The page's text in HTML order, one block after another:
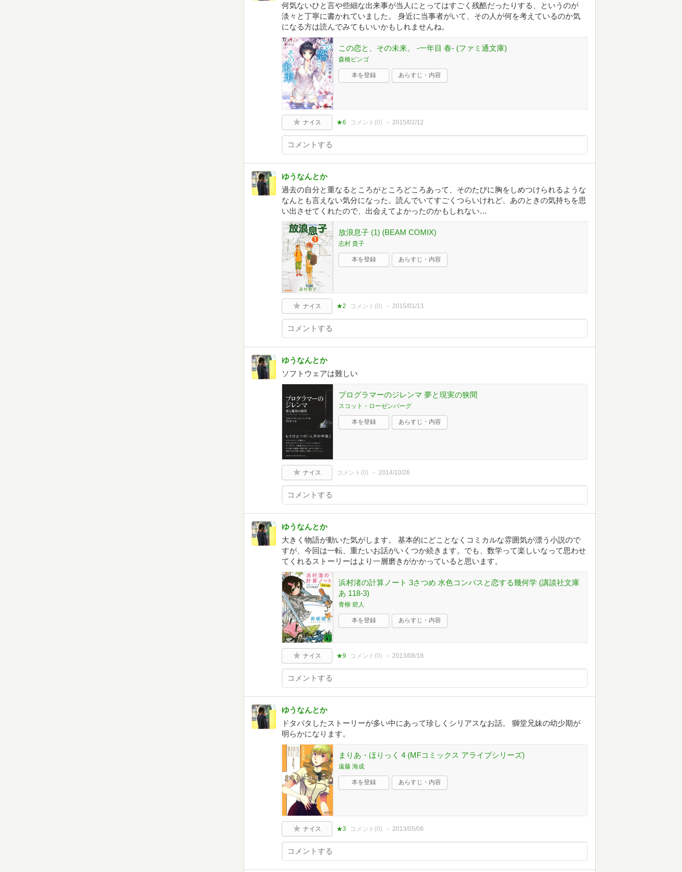
何気ないひと言や些細な出来事が当人にとってはすごく残酷だったりする、というのが
淡々と丁寧に書かれていました。 身近に当事者がいて、その人が何を考えているのか気
になる方は読んでみてもいいかもしれませんね。
この恋と、その未来。 -一年目 春- (ファミ通文庫)
森橋ビンゴ
本を登録 あらすじ・内容
ナイス ★6 コメント(0) 2015/02/12
ゆうなんとか
過去の自分と重なるところがところどころあって、そのたびに胸をしめつけられるような
なんとも言えない気分になった。読んでいてすごくつらいけれど、あのときの気持ちを思
い出させてくれたので、出会えてよかったのかもしれない…
放浪息子 (1) (BEAM COMIX)
志村 貴子
本を登録 あらすじ・内容
ナイス ★2 コメント(0) 2015/01/13
ゆうなんとか
ソフトウェアは難しい
プログラマーのジレンマ 夢と現実の狭間
スコット・ローゼンバーグ
本を登録 あらすじ・内容
ナイス コメント(0) 2014/10/26
ゆうなんとか
大きく物語が動いた気がします。 基本的にどことなくコミカルな雰囲気が漂う小説ので
すが、今回は一転、重たいお話がいくつか続きます。でも、数学って楽しいなって思わせ
てくれるストーリーはより一層磨きがかかっていると思います。
浜村渚の計算ノート 3さつめ 水色コンパスと恋する幾何学 (講談社文庫
あ 118-3)
青柳 碧人
本を登録 あらすじ・内容
ナイス ★9 コメント(0) 2013/08/18
ゆうなんとか
ドタバタしたストーリーが多い中にあって珍しくシリアスなお話。 獅堂兄妹の幼少期が
明らかになります。
まりあ・ほりっく 4 (MFコミックス アライブシリーズ)
遠藤 海成
本を登録 あらすじ・内容
ナイス ★3 コメント(0) 2013/05/06